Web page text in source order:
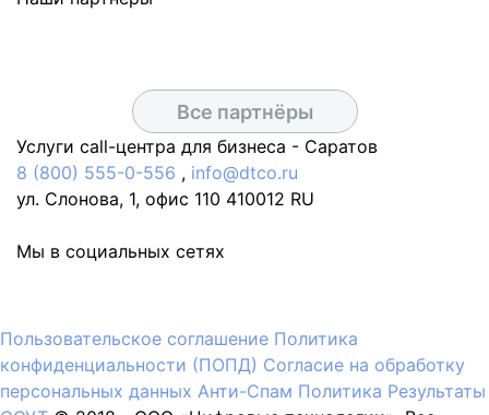
Все партнёры
Услуги call-центра для бизнеса - Саратов
8 (800) 555-0-556 , info@dtco.ru
ул. Слонова, 1, офис 110 410012 RU
Мы в социальных сетях
Пользовательское соглашение Политика
конфиденциальности (ПОПД) Согласие на обработку
персональных данных Анти-Спам Политика Результаты